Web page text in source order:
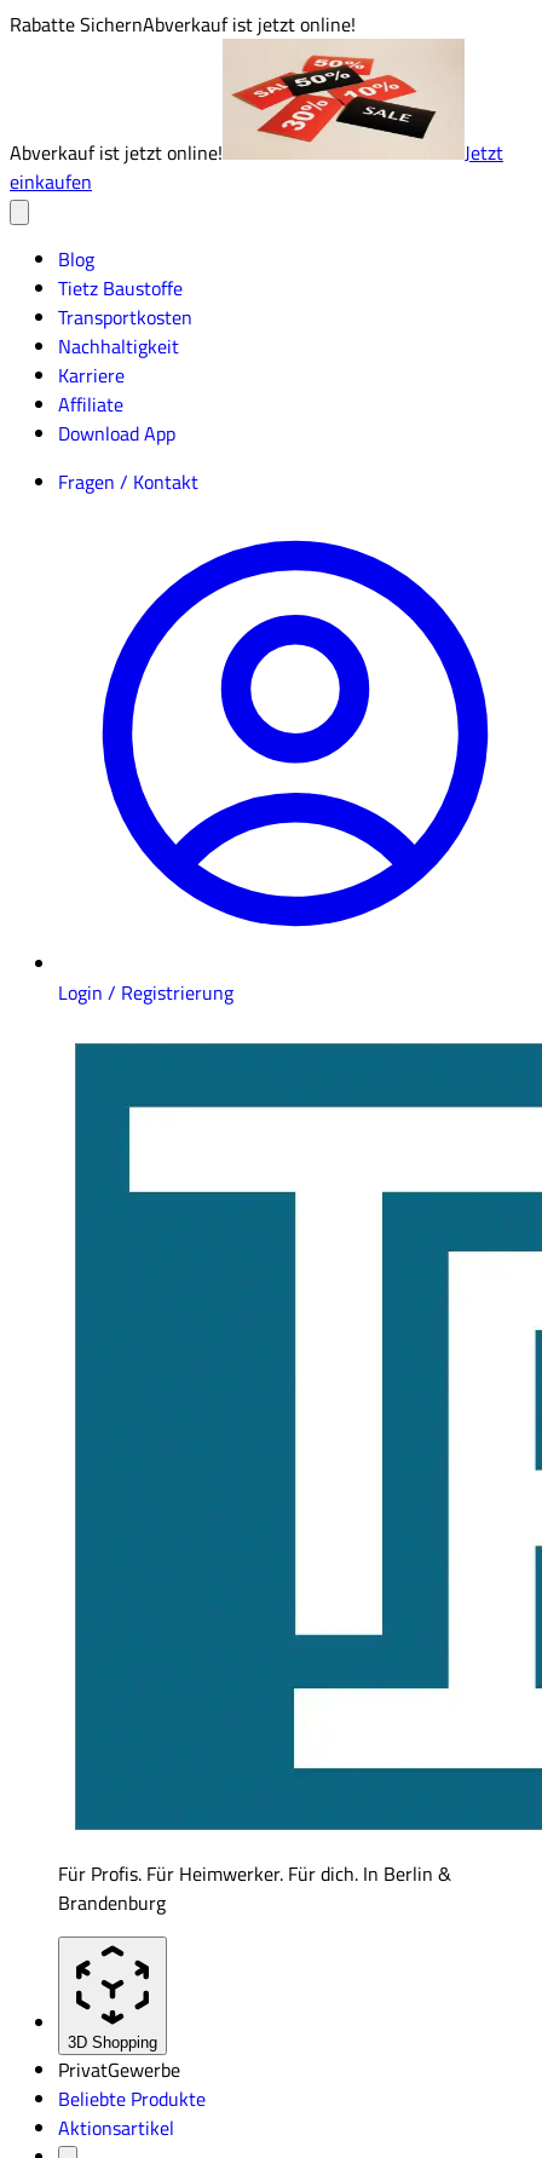
Rabatte SichernAbverkauf ist jetzt online!
Abverkauf ist jetzt online!
Jetzt
einkaufen
Blog
Tietz Baustoffe
Transportkosten
Nachhaltigkeit
Karriere
Affiliate
Download App
Fragen / Kontakt
Login / Registrierung
Für Profis. Für Heimwerker. Für dich. In Berlin &
Brandenburg
3D Shopping
PrivatGewerbe
Beliebte Produkte
Aktionsartikel